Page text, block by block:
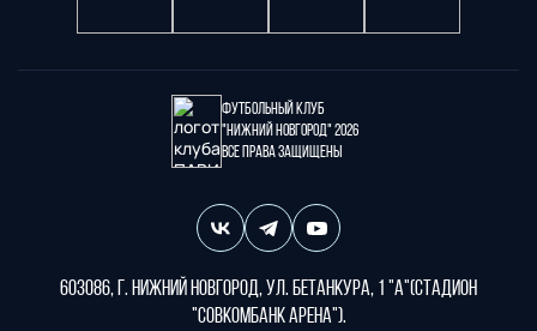
Футбольный клуб
"Нижний Новгород" 2026
Все права защищены
603086, г. Нижний Новгород, ул. Бетанкура, 1 "А"(стадион
"СОВКОМБАНК АРЕНА").